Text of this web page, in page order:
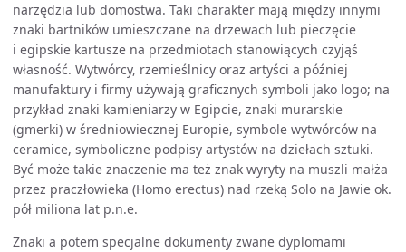
narzędzia lub domostwa. Taki charakter mają między innymi
znaki bartników umieszczane na drzewach lub pieczęcie
i egipskie kartusze na przedmiotach stanowiących czyjąś
własność. Wytwórcy, rzemieślnicy oraz artyści a później
manufaktury i firmy używają graficznych symboli jako logo; na
przykład znaki kamieniarzy w Egipcie, znaki murarskie
(gmerki) w średniowiecznej Europie, symbole wytwórców na
ceramice, symboliczne podpisy artystów na dziełach sztuki.
Być może takie znaczenie ma też znak wyryty na muszli małża
przez praczłowieka (Homo erectus) nad rzeką Solo na Jawie ok.
pół miliona lat p.n.e.
Znaki a potem specjalne dokumenty zwane dyplomami